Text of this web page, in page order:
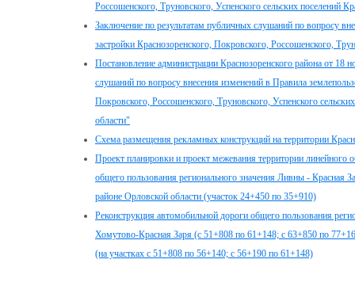
Россошенского, Труновского, Успенского сельских поселений
Заключение по результатам публичных слушаний по вопросу
застройки Краснозоренского, Покровского, Россошенского,
Постановление администрации Краснозоренского района от
слушаний по вопросу внесения изменений в Правила
Покровского, Россошенского, Труновского, Успенского
области"
Схема размещения рекламных конструкций на территории
Проект планировки и проект межевания территории линейного
общего пользования регионального значения Ливны - Красная
районе Орловской области (участок 24+450 по 35+910)
Реконструкция автомобильной дороги общего пользования
Хомутово-Красная Заря (с 51+808 по 61+148; с 63+850 по
(на участках с 51+808 по 56+140; с 56+190 по 61+148)